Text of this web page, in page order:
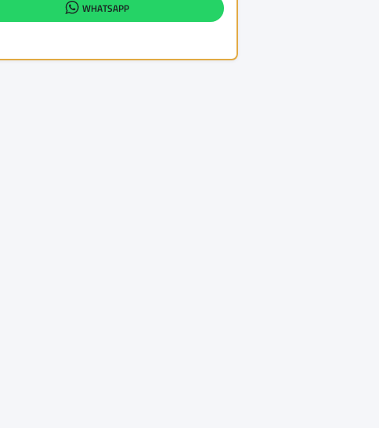
WHATSAPP